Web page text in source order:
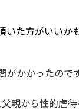
た方がいいか
かかったのです
親から性的虐